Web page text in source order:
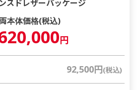
スドレザーパッケージ
本体価格(税込)
円
92,500円(税込)